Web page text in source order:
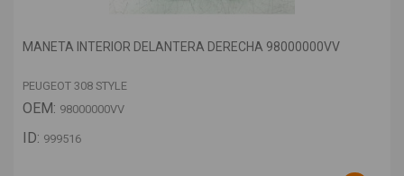
MANETA INTERIOR DELANTERA DERECHA 98000000VV
PEUGEOT 308 STYLE
OEM: 98000000VV
ID: 999516